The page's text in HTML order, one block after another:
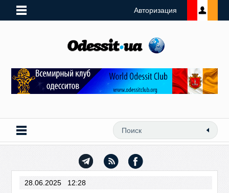
Авторизация
28.06.2025 12:28